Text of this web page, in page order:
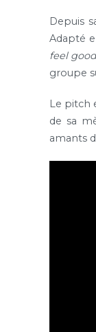
Depuis
Adapté
feel
groupe
Le pitch
de sa
amants